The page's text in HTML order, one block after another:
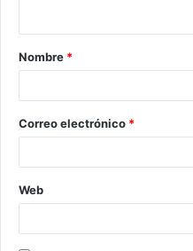
Nombre *
Correo electrónico *
Web